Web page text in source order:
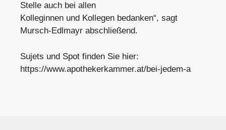
Stelle auch bei allen
Kolleginnen und Kollegen bedanken“, sagt
Mursch-Edlmayr abschließend.
Sujets und Spot finden Sie hier:
https://www.apothekerkammer.at/bei-jedem-a